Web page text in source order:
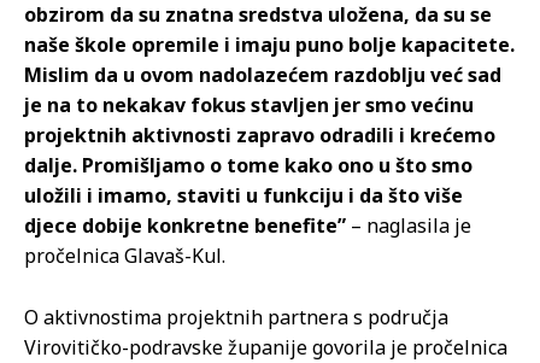
obzirom da su znatna sredstva uložena, da su se
naše škole opremile i imaju puno bolje kapacitete.
Mislim da u ovom nadolazećem razdoblju već sad
je na to nekakav fokus stavljen jer smo većinu
projektnih aktivnosti zapravo odradili i krećemo
dalje. Promišljamo o tome kako ono u što smo
uložili i imamo, staviti u funkciju i da što više
djece dobije konkretne benefite” – naglasila je
pročelnica Glavaš-Kul.
O aktivnostima projektnih partnera s područja
Virovitičko-podravske županije govorila je pročelnica